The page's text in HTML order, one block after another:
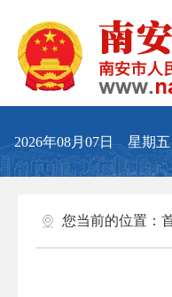
2026年08月07日 星期五
您当前的位置：